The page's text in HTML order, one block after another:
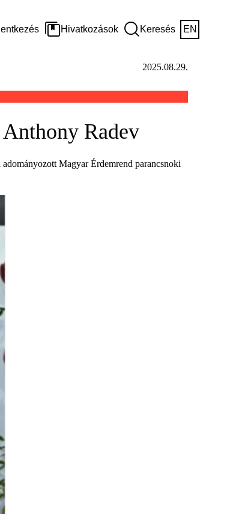
Hivatkozások Keresés EN
2025.08.29.
Radev
Magyar Érdemrend parancsnoki